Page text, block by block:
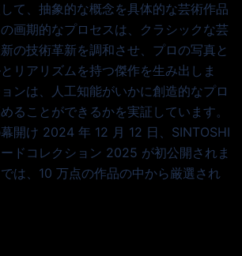
て、抽象的な概念を具体的な芸術作品
画期的なプロセスは、クラシックな芸
の技術革新を調和させ、プロの写真と
リアリズムを持つ傑作を生み出しま
ンは、人工知能がいかに創造的なプロ
ることができるかを実証しています。
開け 2024 年 12 月 12 日、SINTOSHI
ドコレクション 2025 が初公開されま
は、10 万点の作品の中から厳選され